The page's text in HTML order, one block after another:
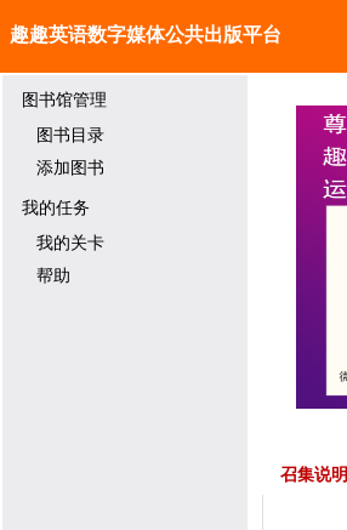
趣趣英语数字媒体公共出版平台
图书馆管理
图书目录
添加图书
我的任务
我的关卡
帮助
召集说明